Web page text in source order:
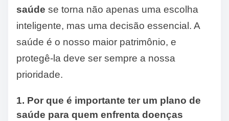
saúde se torna não apenas uma escolha
inteligente, mas uma decisão essencial. A
saúde é o nosso maior patrimônio, e
protegê-la deve ser sempre a nossa
prioridade.
1. Por que é importante ter um plano de
saúde para quem enfrenta doenças